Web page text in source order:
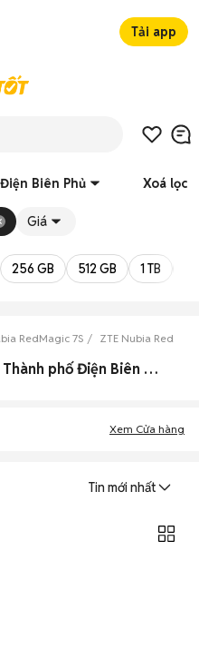
Tải app
Biên Phủ Xoá lọc
Giá
256 GB 512 GB 1 TB
RedMagic 7S ZTE Nubia
0 Zte Nubia Redmagic 7s cũ Thành phố Điện Biên Phủ, Điện Biên đẹp
Xem Cửa hàng
Tin mới nhất